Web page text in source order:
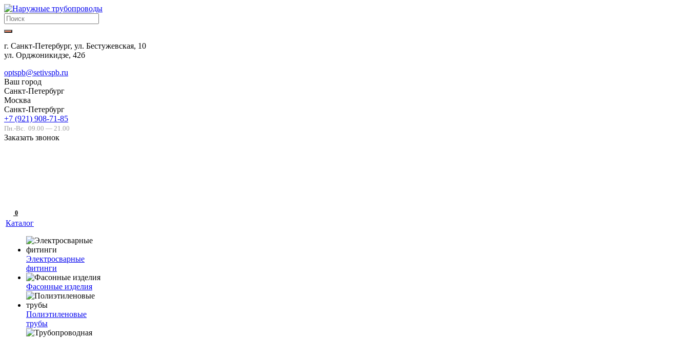
г. Санкт-Петербург, ул. Бестужевская, 10
ул. Орджоникидзе, 42б
optspb@setivspb.ru
Ваш город
Санкт-Петербург
Москва
Санкт-Петербург
+7 (921) 908-71-85
Пн.-Вс. 09.00 — 21.00
Заказать звонок
0
Каталог
Электросварные
фитинги
Фасонные изделия
Полиэтиленовые
трубы